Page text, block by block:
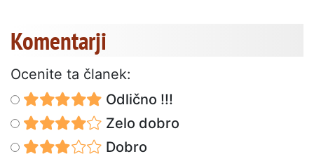
Komentarji
Ocenite ta članek:
Odlično !!!
Zelo dobro
Dobro